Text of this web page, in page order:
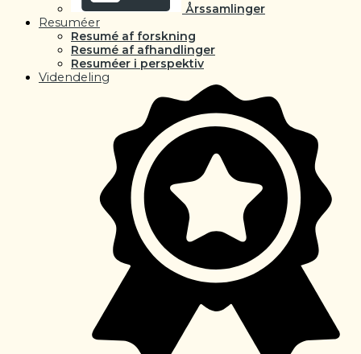
Årssamlinger
Resuméer
Resumé af forskning
Resumé af afhandlinger
Resuméer i perspektiv
Videndeling